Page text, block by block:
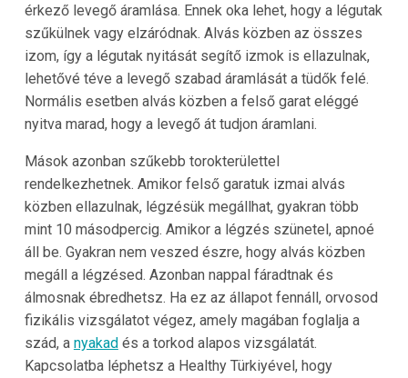
érkező levegő áramlása. Ennek oka lehet, hogy a légutak
szűkülnek vagy elzáródnak. Alvás közben az összes
izom, így a légutak nyitását segítő izmok is ellazulnak,
lehetővé téve a levegő szabad áramlását a tüdők felé.
Normális esetben alvás közben a felső garat eléggé
nyitva marad, hogy a levegő át tudjon áramlani.
Mások azonban szűkebb torokterülettel
rendelkezhetnek. Amikor felső garatuk izmai alvás
közben ellazulnak, légzésük megállhat, gyakran több
mint 10 másodpercig. Amikor a légzés szünetel, apnoé
áll be. Gyakran nem veszed észre, hogy alvás közben
megáll a légzésed. Azonban nappal fáradtnak és
álmosnak ébredhetsz. Ha ez az állapot fennáll, orvosod
fizikális vizsgálatot végez, amely magában foglalja a
szád, a nyakadés a torkod alapos vizsgálatát.
Kapcsolatba léphetsz a Healthy Türkiyével, hogy